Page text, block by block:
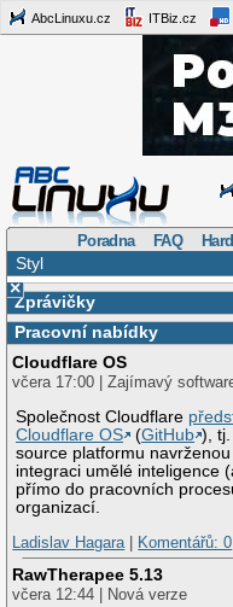
AbcLinuxu.cz ITBiz.cz
Poradna FAQ
Styl
×
Zprávičky
Pracovní nabídky
Cloudflare OS
včera 17:00 | Zajímavý
Společnost Cloudflare
Cloudflare OS
(GitHub ),
source platformu
integraci umělé inteligence
přímo do pracovních
organizací.
Ladislav Hagara| Komentářů: 0
RawTherapee 5.13
včera 12:44 | Nová verze